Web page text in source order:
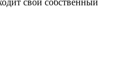
свой собственный